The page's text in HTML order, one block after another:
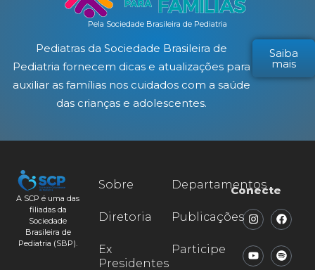
Pela Sociedade Brasileira de Pediatria
Pediatras da Sociedade Brasileira de
Pediatria fornecem dicas e atualizações para
auxiliar as famílias nos cuidados com a saúde
das crianças e adolescentes.
Saiba
mais
A SCP é uma das
filiadas da
Sociedade
Brasileira de
Pediatria (SBP).
Sobre
Diretoria
Ex
Presidentes
Departamentos
Publicações
Participe
Conecte